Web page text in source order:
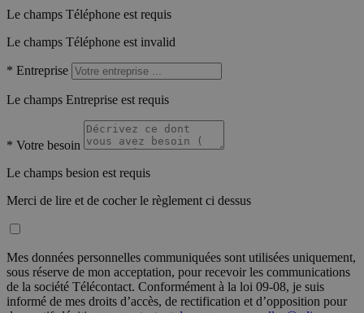
Le champs Téléphone est requis
Le champs Téléphone est invalid
* Entreprise
Le champs Entreprise est requis
* Votre besoin
Le champs besion est requis
Merci de lire et de cocher le règlement ci dessus
Mes données personnelles communiquées sont utilisées uniquement,
sous réserve de mon acceptation, pour recevoir les communications
de la société Télécontact. Conformément à la loi 09-08, je suis
informé de mes droits d’accès, de rectification et d’opposition pour